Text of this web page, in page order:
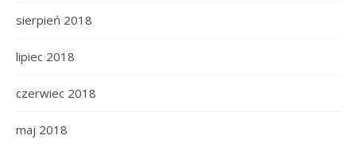
sierpień 2018
lipiec 2018
czerwiec 2018
maj 2018